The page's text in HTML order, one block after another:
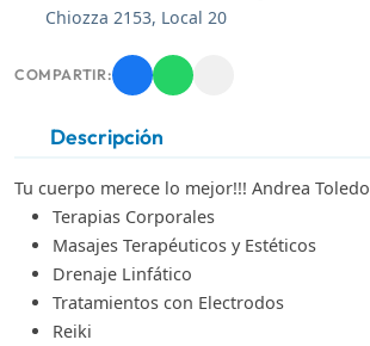
Chiozza 2153, Local 20
COMPARTIR:
Descripción
Tu cuerpo merece lo mejor!!! Andrea Toledo
Terapias Corporales
Masajes Terapéuticos y Estéticos
Drenaje Linfático
Tratamientos con Electrodos
Reiki